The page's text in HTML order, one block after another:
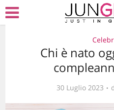
Chi è nato
30 Luglio 2023